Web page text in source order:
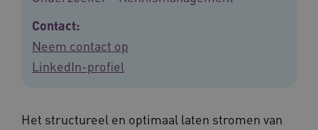
Contact:
Neem contact op
LinkedIn-profiel
Het structureel en optimaal laten stromen van